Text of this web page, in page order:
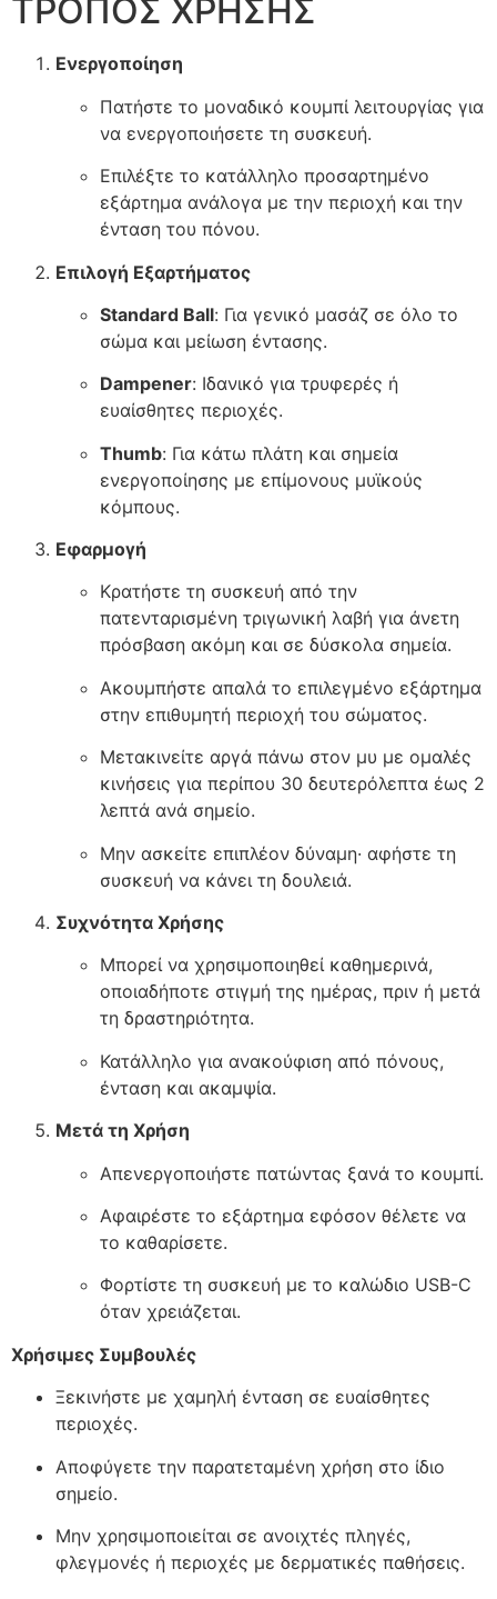
ΤΡΟΠΟΣ ΧΡΗΣΗΣ
Ενεργοποίηση
Πατήστε το μοναδικό κουμπί λειτουργίας για
να ενεργοποιήσετε τη συσκευή.
Επιλέξτε το κατάλληλο προσαρτημένο
εξάρτημα ανάλογα με την περιοχή και την
ένταση του πόνου.
Επιλογή Εξαρτήματος
Standard Ball: Για γενικό μασάζ σε όλο το
σώμα και μείωση έντασης.
Dampener: Ιδανικό για τρυφερές ή
ευαίσθητες περιοχές.
Thumb: Για κάτω πλάτη και σημεία
ενεργοποίησης με επίμονους μυϊκούς
κόμπους.
Εφαρμογή
Κρατήστε τη συσκευή από την
πατενταρισμένη τριγωνική λαβή για άνετη
πρόσβαση ακόμη και σε δύσκολα σημεία.
Ακουμπήστε απαλά το επιλεγμένο εξάρτημα
στην επιθυμητή περιοχή του σώματος.
Μετακινείτε αργά πάνω στον μυ με ομαλές
κινήσεις για περίπου 30 δευτερόλεπτα έως 2
λεπτά ανά σημείο.
Μην ασκείτε επιπλέον δύναμη· αφήστε τη
συσκευή να κάνει τη δουλειά.
Συχνότητα Χρήσης
Μπορεί να χρησιμοποιηθεί καθημερινά,
οποιαδήποτε στιγμή της ημέρας, πριν ή μετά
τη δραστηριότητα.
Κατάλληλο για ανακούφιση από πόνους,
ένταση και ακαμψία.
Μετά τη Χρήση
Απενεργοποιήστε πατώντας ξανά το κουμπί.
Αφαιρέστε το εξάρτημα εφόσον θέλετε να
το καθαρίσετε.
Φορτίστε τη συσκευή με το καλώδιο USB-C
όταν χρειάζεται.
Χρήσιμες Συμβουλές
Ξεκινήστε με χαμηλή ένταση σε ευαίσθητες
περιοχές.
Αποφύγετε την παρατεταμένη χρήση στο ίδιο
σημείο.
Μην χρησιμοποιείται σε ανοιχτές πληγές,
φλεγμονές ή περιοχές με δερματικές παθήσεις.